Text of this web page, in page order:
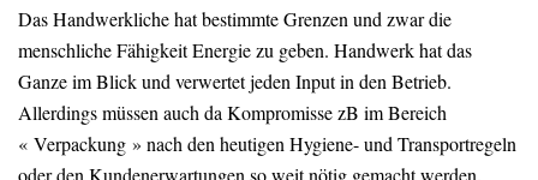
Das Handwerkliche hat bestimmte Grenzen und zwar die
menschliche Fähigkeit Energie zu geben. Handwerk hat das
Ganze im Blick und verwertet jeden Input in den Betrieb.
Allerdings müssen auch da Kompromisse zB im Bereich
« Verpackung » nach den heutigen Hygiene- und Transportregeln
oder den Kundenerwartungen so weit nötig gemacht werden.